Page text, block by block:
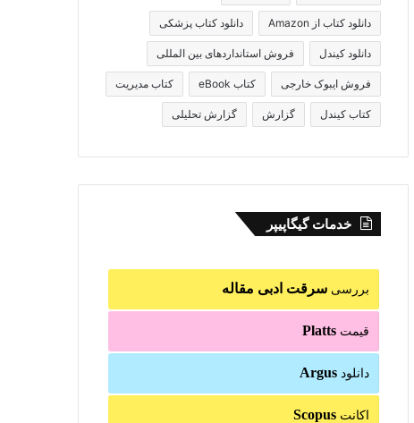
دانلود کتاب از Amazon دانلود کتاب پزشکی
دانلود کیندل فروش استانداردهای بین المللی
فروش ایبوک خارجی کتاب eBook کتاب مدیریت
کتاب کیندل گزارش گزارش تحلیلی
خدمات گیگاپیپر
بررسیسرقت ادبی مقاله
قیمتPlatts
دانلودArgus
اکانتScopus